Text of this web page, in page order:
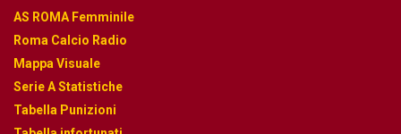
AS ROMA Femminile
Roma Calcio Radio
Mappa Visuale
Serie A Statistiche
Tabella Punizioni